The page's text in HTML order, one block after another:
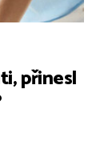
přinesl